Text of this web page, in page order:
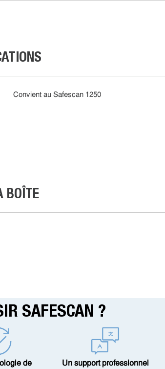
Convient au Safescan 1250
BOÎTE
SAFESCAN ?
de
Un support professionnel